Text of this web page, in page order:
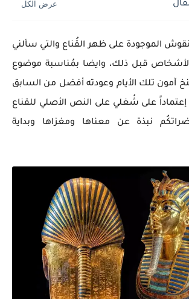
الموجودة على ظهر القُناع والتي سألني
قبل ذلك، وايضا بمُناسبة موضوع
آمون تلك الأيام وعودته أفضل من السابق
إعتماداً على شُغلي على النص الأصلي للقناع
نبذة عن معناها ومغزاها وبداية